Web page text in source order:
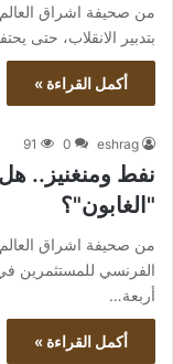
بتدبير الانقلاب، حتى
أكمل القراءة »
eshrag
0
91
نفط ومنغنيز..
"الغابون"؟
أربعة…
أكمل القراءة »